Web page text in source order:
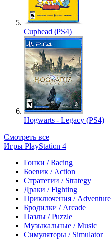
Cuphead (PS4)
Hogwarts - Legacy (PS4)
Смотреть все
Игры PlayStation 4
Гонки / Racing
Боевик / Action
Стратегии / Strategy
Драки / Fighting
Приключения / Adventure
Бродилки / Arcade
Пазлы / Puzzle
Музыкальные / Music
Симуляторы / Simulator